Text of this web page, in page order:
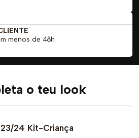
menos de 48h
o teu look
24 Kit-Criança